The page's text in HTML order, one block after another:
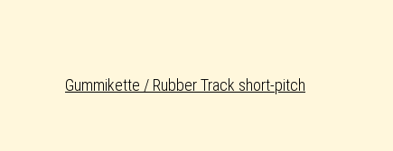
Gummikette / Rubber Track short-pitch